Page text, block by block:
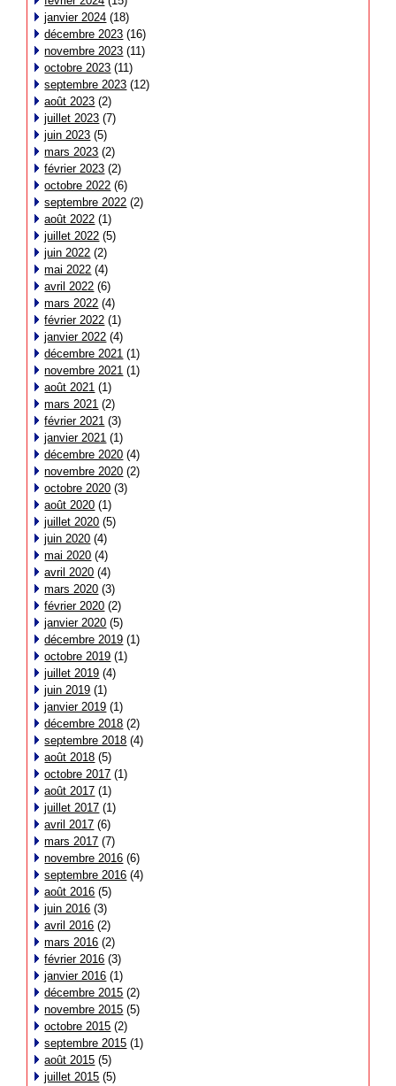
janvier 2024 (18)
décembre 2023 (16)
novembre 2023 (11)
octobre 2023 (11)
septembre 2023 (12)
août 2023 (2)
juillet 2023 (7)
juin 2023 (5)
mars 2023 (2)
février 2023 (2)
octobre 2022 (6)
septembre 2022 (2)
août 2022 (1)
juillet 2022 (5)
juin 2022 (2)
mai 2022 (4)
avril 2022 (6)
mars 2022 (4)
février 2022 (1)
janvier 2022 (4)
décembre 2021 (1)
novembre 2021 (1)
août 2021 (1)
mars 2021 (2)
février 2021 (3)
janvier 2021 (1)
décembre 2020 (4)
novembre 2020 (2)
octobre 2020 (3)
août 2020 (1)
juillet 2020 (5)
juin 2020 (4)
mai 2020 (4)
avril 2020 (4)
mars 2020 (3)
février 2020 (2)
janvier 2020 (5)
décembre 2019 (1)
octobre 2019 (1)
juillet 2019 (4)
juin 2019 (1)
janvier 2019 (1)
décembre 2018 (2)
septembre 2018 (4)
août 2018 (5)
octobre 2017 (1)
août 2017 (1)
juillet 2017 (1)
avril 2017 (6)
mars 2017 (7)
novembre 2016 (6)
septembre 2016 (4)
août 2016 (5)
juin 2016 (3)
avril 2016 (2)
mars 2016 (2)
février 2016 (3)
janvier 2016 (1)
décembre 2015 (2)
novembre 2015 (5)
octobre 2015 (2)
septembre 2015 (1)
août 2015 (5)
juillet 2015 (5)